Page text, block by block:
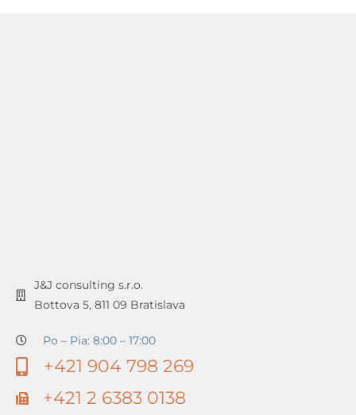
J&J consulting s.r.o.
Bottova 5, 811 09 Bratislava
Po – Pia: 8:00 – 17:00
+421 904 798 269
+421 2 6383 0138